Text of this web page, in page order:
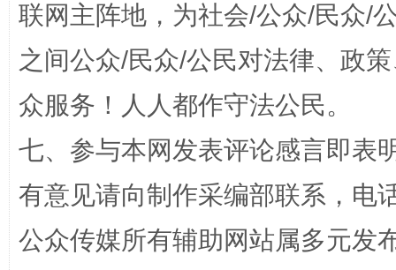
“蜀中异人”王建安的艺术幻境
联网主阵地，为社会/公众/民众/
之间公众/民众/公民对法律、政
众服务！人人都作守法公民。
七、参与本网发表评论感言即表
有意见请向制作采编部联系，电
公众传媒所有辅助网站属多元发